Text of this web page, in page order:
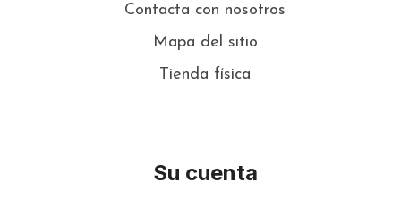
Contacta con nosotros
Mapa del sitio
Tienda física
Su cuenta